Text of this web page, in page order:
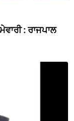
: ਰਾਜਪਾਲ